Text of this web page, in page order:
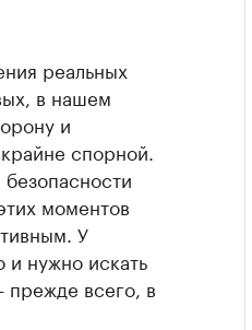
реальных
в нашем
и
спорной.
моментов
У
и нужно искать
прежде всего, в